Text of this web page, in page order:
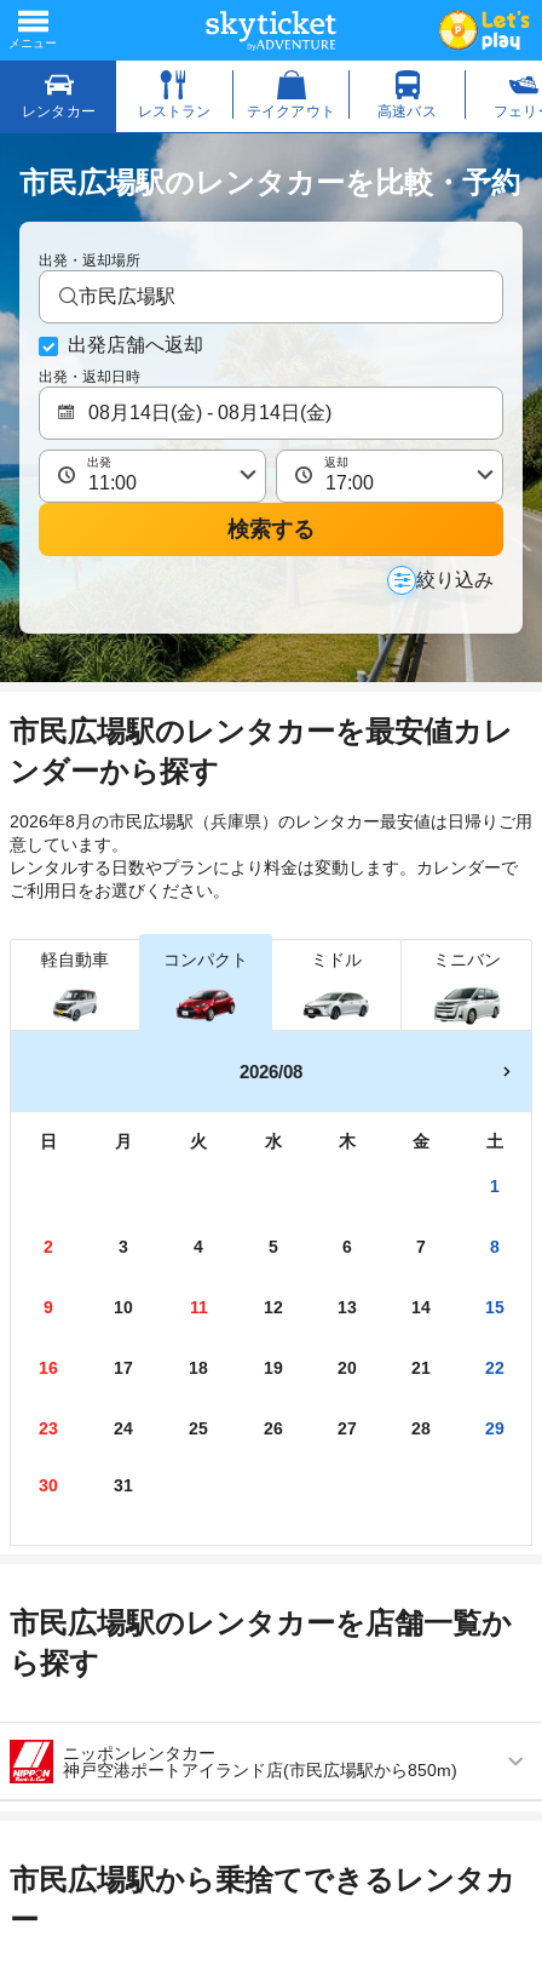
市民広場駅のレンタカーを比較・予約
出発・返却場所
市民広場駅
出発店舗へ返却
出発・返却日時
出発 返却
検索する
絞り込み
市民広場駅のレンタカーを最安値カレ
ンダーから探す
2026年8月の市民広場駅（兵庫県）のレンタカー最安値は日帰り ご用
意しています。
レンタルする日数やプランにより料金は変動します。カレンダーで
ご利用日をお選びください。
軽自動車 コンパクト ミドル ミニバン
2026/08
日 月 火 水 木 金 土
1
2 3 4 5 6 7 8
9 10 11 12 13 14 15
16 17 18 19 20 21 22
23 24 25 26 27 28 29
30 31
市民広場駅のレンタカーを店舗一覧か
ら探す
ニッポンレンタカー
神戸空港ポートアイランド店(市民広場駅から850m)
アクセス 神戸空港より無料送迎車で約10分
市民広場駅から乗捨てできるレンタカ
ー